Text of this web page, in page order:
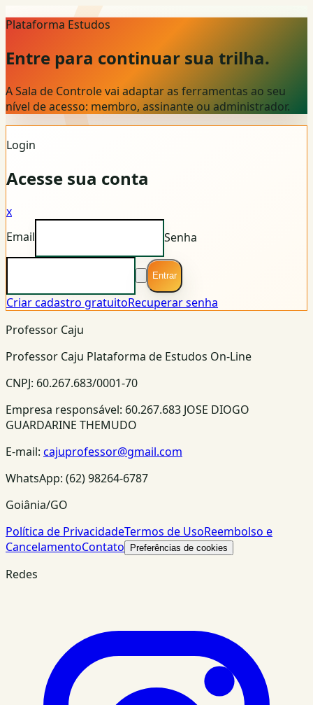
Plataforma Estudos
Entre para continuar sua trilha.
A Sala de Controle vai adaptar as ferramentas ao seu
nível de acesso: membro, assinante ou administrador.
Login
Acesse sua conta
x
Email
Senha
Entrar
Criar cadastro gratuitoRecuperar senha
Professor Caju
Professor Caju Plataforma de Estudos On-Line
CNPJ: 60.267.683/0001-70
Empresa responsável: 60.267.683 JOSE DIOGO
GUARDARINE THEMUDO
E-mail: cajuprofessor@gmail.com
WhatsApp: (62) 98264-6787
Goiânia/GO
Política de PrivacidadeTermos de UsoReembolso e
CancelamentoContato Preferências de cookies
Redes